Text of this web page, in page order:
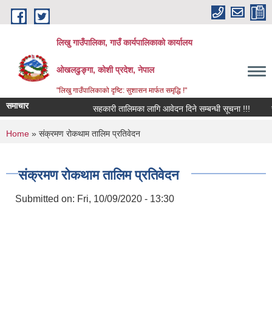
Skip to main content
लिखु गाउँपालिका, गाउँ कार्यपालिकाको कार्यालय
ओखलढुङ्गा, कोशी प्रदेश, नेपाल
"लिखु गाउँपालिकाको दृष्टि: सुशासन मार्फत समृद्धि !"
समाचार सहकारी तालिमका लागि आवेदन दिने सम्बन्धी सूचना !!!
You are here
Home » संक्रमण रोकथाम तालिम प्रतिवेदन
संक्रमण रोकथाम तालिम प्रतिवेदन
Submitted on: Fri, 10/09/2020 - 13:30